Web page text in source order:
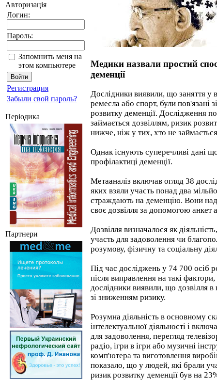
Авторизація
Логин:
Пароль:
Запомнить меня на
этом компьютере
Регистрация
Забыли свой пароль?
Періодика
Партнери
Медики назвали простий
деменції
Дослідники виявили, що заняття у
ремесла або спорт, були пов'язані
розвитку деменції. Дослідження
займається дозвіллям, ризик
нижче, ніж у тих, хто не
Однак існують суперечливі дані
профілактиці деменції.
Метааналіз включав огляд 38
яких взяли участь понад два
страждають на деменцію. Вони
своє дозвілля за допомогою анкет
Дозвілля визначалося як
участь для задоволення чи
розумову, фізичну та соціальну
Під час досліджень у 74 700 осіб
після виправлення на такі фактори,
дослідники виявили, що дозвілля в
зі зниженням ризику.
Розумна діяльність в основному
інтелектуальної діяльності і
для задоволення, перегляд
радіо, ігри в ігри або музичні
комп'ютера та виготовлення
показало, що у людей, які брали
ризик розвитку деменції був на